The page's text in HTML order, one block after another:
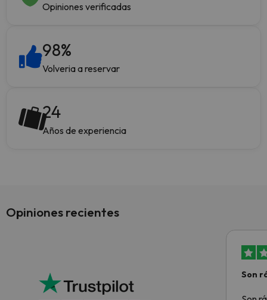
Opiniones verificadas
98%
Volveria a reservar
24
Años de experiencia
Opiniones recientes
Son